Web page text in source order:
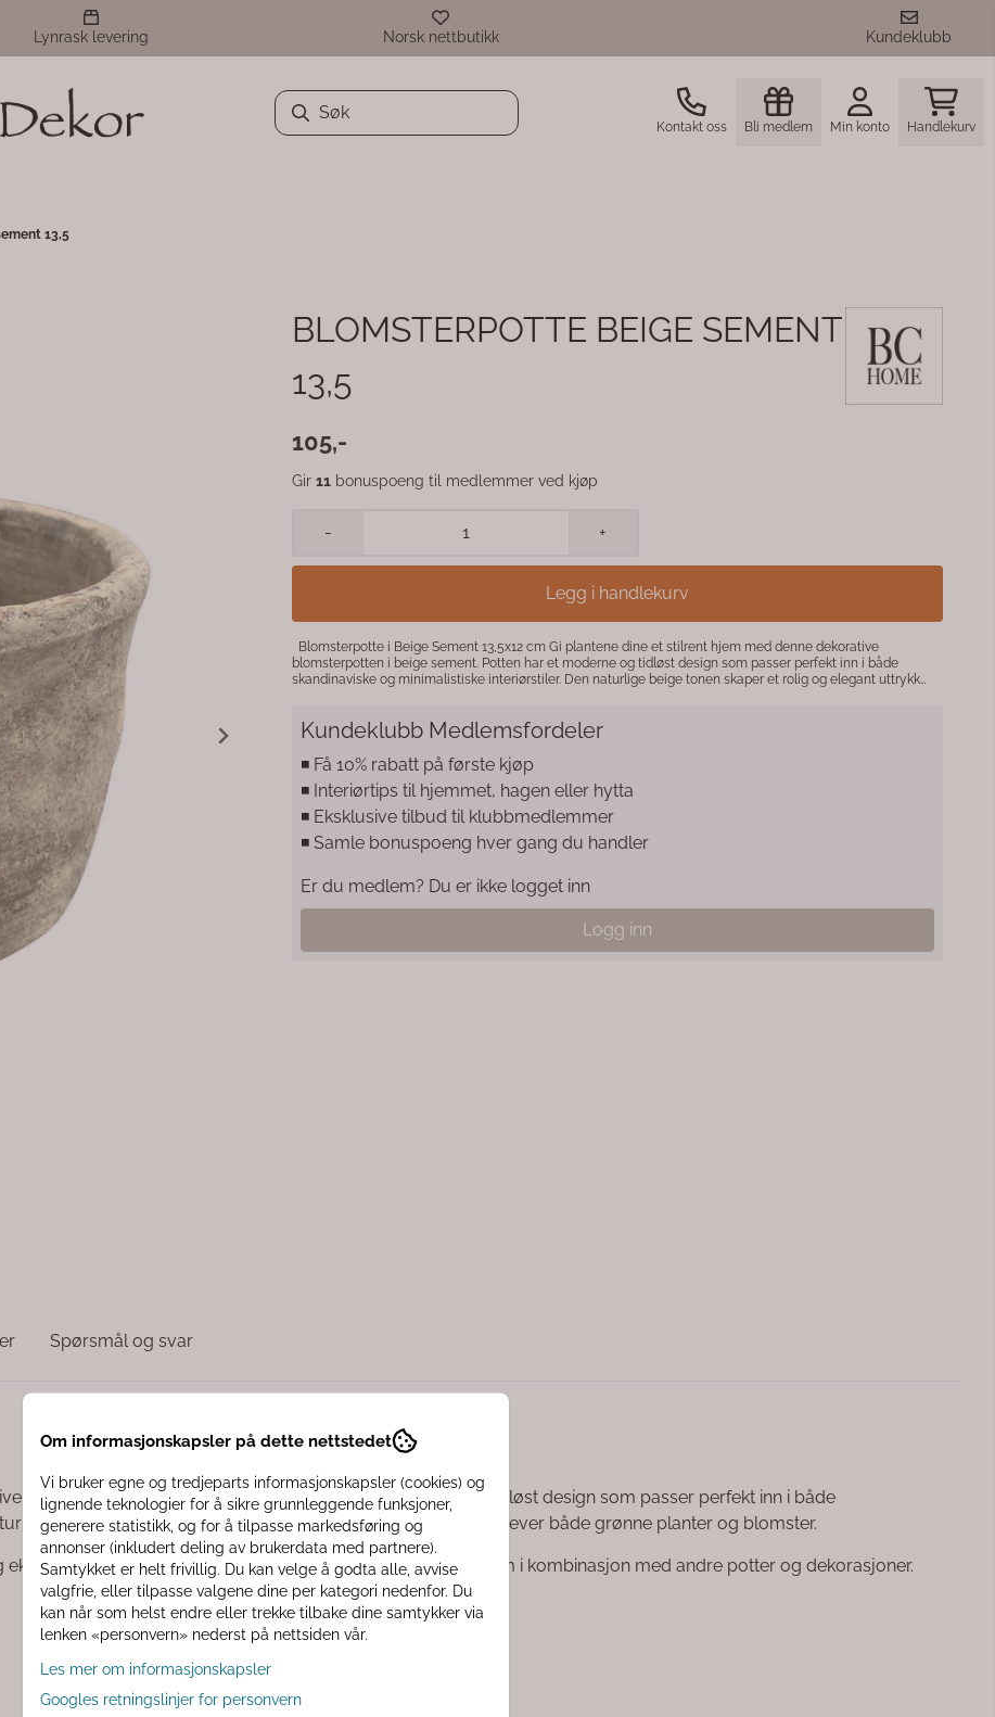
Lynrask levering Norsk nettbutikk Kundeklubb
Kontakt oss Bli medlem Min konto Handlekurv
13,5
BLOMSTERPOTTE BEIGE SEMENT
13,5
105,-
Gir 11 bonuspoeng til medlemmer ved kjøp
- +
Legg i handlekurv
blomsterpotten i beige sement. Potten har et moderne og tidløst design som passer perfekt inn i både
skandinaviske og minimalistiske interiørstiler. Den naturlige beige tonen skaper et rolig og elegant uttrykk
dekorasjoner. Produktdetaljer: Materiale: Sement Farge: Beige Størrelse: 13,5 x 12 cm Stilrent og moderne
potte som tilfører varme og naturlig eleganse til hjemmet.
Kundeklubb Medlemsfordeler
◾️ Få 10% rabatt på første kjøp
◾️ Interiørtips til hjemmet, hagen eller hytta
◾️ Eksklusive tilbud til klubbmedlemmer
◾️ Samle bonuspoeng hver gang du handler
Er du medlem? Du er ikke logget inn
Logg inn
Spørsmål og svar
blomsterpotten i beige sement. Potten har et moderne og tidløst design som passer perfekt inn i både
beige tonen skaper et rolig og elegant uttrykk som fremhever både grønne planter og blomster.
preg, samtidig som den fungerer like godt alene som i kombinasjon med andre potter og dekorasjoner.
Om informasjonskapsler på dette nettstedet
Vi bruker egne og tredjeparts informasjonskapsler (cookies) og
lignende teknologier for å sikre grunnleggende funksjoner,
generere statistikk, og for å tilpasse markedsføring og
annonser (inkludert deling av brukerdata med partnere).
Samtykket er helt frivillig. Du kan velge å godta alle, avvise
valgfrie, eller tilpasse valgene dine per kategori nedenfor. Du
kan når som helst endre eller trekke tilbake dine samtykker via
lenken «personvern» nederst på nettsiden vår.
Les mer om informasjonskapsler
Googles retningslinjer for personvern